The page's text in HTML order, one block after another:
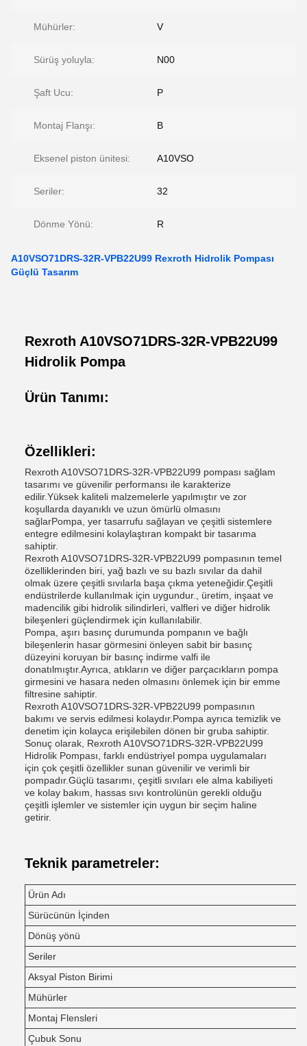
Mühürler: V
Sürüş yoluyla: N00
Şaft Ucu: P
Montaj Flanşı: B
Eksenel piston ünitesi: A10VSO
Seriler: 32
Dönme Yönü: R
A10VSO71DRS-32R-VPB22U99 Rexroth Hidrolik Pompası
Güçlü Tasarım
Rexroth A10VSO71DRS-32R-VPB22U99
Hidrolik Pompa
Ürün Tanımı:
Özellikleri:
Rexroth A10VSO71DRS-32R-VPB22U99 pompası sağlam
tasarımı ve güvenilir performansı ile karakterize
edilir.Yüksek kaliteli malzemelerle yapılmıştır ve zor
koşullarda dayanıklı ve uzun ömürlü olmasını
sağlarPompa, yer tasarrufu sağlayan ve çeşitli sistemlere
entegre edilmesini kolaylaştıran kompakt bir tasarıma
sahiptir.
Rexroth A10VSO71DRS-32R-VPB22U99 pompasının temel
özelliklerinden biri, yağ bazlı ve su bazlı sıvılar da dahil
olmak üzere çeşitli sıvılarla başa çıkma yeteneğidir.Çeşitli
endüstrilerde kullanılmak için uygundur., üretim, inşaat ve
madencilik gibi hidrolik silindirleri, valfleri ve diğer hidrolik
bileşenleri güçlendirmek için kullanılabilir.
Pompa, aşırı basınç durumunda pompanın ve bağlı
bileşenlerin hasar görmesini önleyen sabit bir basınç
düzeyini koruyan bir basınç indirme valfi ile
donatılmıştır.Ayrıca, atıkların ve diğer parçacıkların pompa
girmesini ve hasara neden olmasını önlemek için bir emme
filtresine sahiptir.
Rexroth A10VSO71DRS-32R-VPB22U99 pompasının
bakımı ve servis edilmesi kolaydır.Pompa ayrıca temizlik ve
denetim için kolayca erişilebilen dönen bir gruba sahiptir.
Sonuç olarak, Rexroth A10VSO71DRS-32R-VPB22U99
Hidrolik Pompası, farklı endüstriyel pompa uygulamaları
için çok çeşitli özellikler sunan güvenilir ve verimli bir
pompadır.Güçlü tasarımı, çeşitli sıvıları ele alma kabiliyeti
ve kolay bakım, hassas sıvı kontrolünün gerekli olduğu
çeşitli işlemler ve sistemler için uygun bir seçim haline
getirir.
Teknik parametreler:
Ürün Adı
Sürücünün İçinden
Dönüş yönü
Seriler
Aksyal Piston Birimi
Mühürler
Montaj Flensleri
Çubuk Sonu